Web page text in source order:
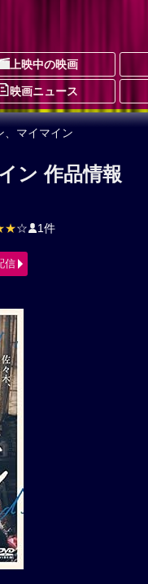
上映中の映画
映画ニュース
マイマイン
ン 作品情報
☆ 1件
信